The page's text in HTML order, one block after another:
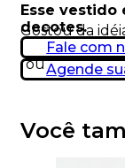
Esse vestido
decotes.
Gostou da
Fale com
ouAgende
Você